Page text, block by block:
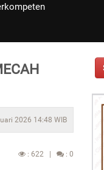
2026 14:48 WIB
: 622 | : 0